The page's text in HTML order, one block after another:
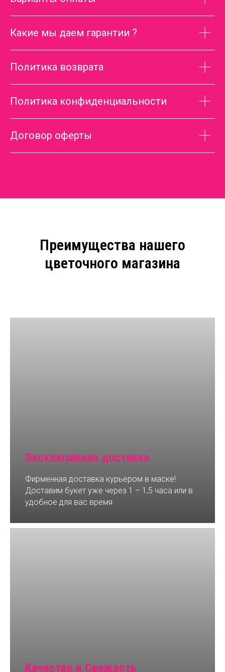
Какие мы даем гарантии ?
Политика возврата
Политика конфиденциальности
Договор оферты
Преимущества нашего
цветочного магазина
Эксклюзивная доставка
Фирменная доставка курьером в маске!
Доставим букет уже через 1 – 1,5 часа или в
удобное для вас время
Качество и Свежесть